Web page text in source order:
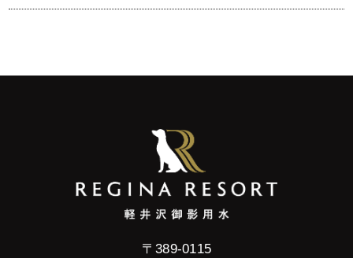
〒389-0115